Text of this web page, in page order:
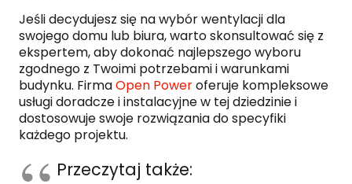
Jeśli decydujesz się na wybór wentylacji dla
swojego domu lub biura, warto skonsultować się z
ekspertem, aby dokonać najlepszego wyboru
zgodnego z Twoimi potrzebami i warunkami
budynku. FirmaOpen Poweroferuje kompleksowe
usługi doradcze i instalacyjne w tej dziedzinie i
dostosowuje swoje rozwiązania do specyfiki
każdego projektu.
Przeczytaj także: